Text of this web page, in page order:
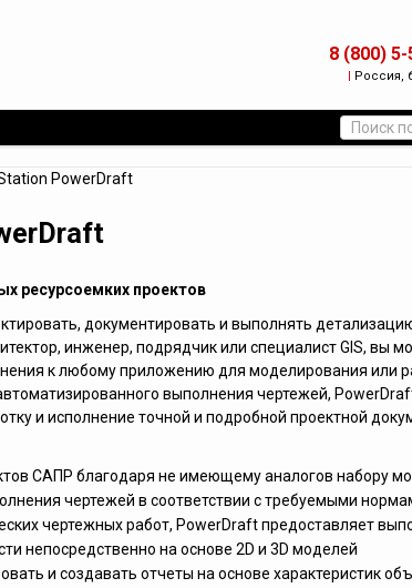
8 (800)
| Россия,
PowerDraft
ресурсоемких проектов
документировать и выполнять
инженер, подрядчик или специалист GIS, вы
к любому приложению для моделирования или
выполнения чертежей,
и исполнение точной и подробной проектной
САПР благодаря не имеющему аналогов набору
чертежей в соответствии с требуемыми
чертежных работ, PowerDraft предоставляет
непосредственно на основе 2D и 3D моделей
и создавать отчеты на основе характеристик